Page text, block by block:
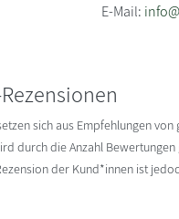
E-Mail:
sich aus Empfehlungen
durch die Anzahl
der Kund*innen ist